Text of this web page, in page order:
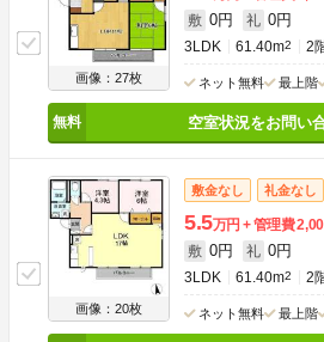
画像：27枚
敷 0円 礼 0円
3LDK 61.40m2 2
ネット無料 最上階
空室状況をお問い
画像：20枚
敷金なし 礼金なし
5.5万円 管理費
敷 0円 礼 0円
3LDK 61.40m2 2
ネット無料 最上階